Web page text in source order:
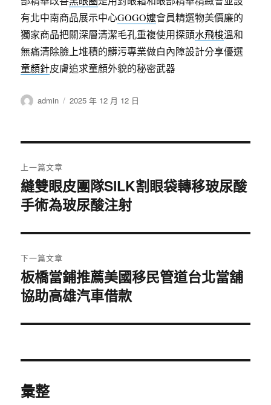
有北中南商品展示中心GOGO嬤會員精選物美價廉的
獨家商品把關深層清潔毛孔重複使用探頭水飛梭溫和
無痛清除臉上堆積的髒污專業做白內障設計分享優選
童顏針皮膚追求童顏外貌的秘密武器
作
admin
發
2025 年 12 月 12 日
章
導
覽
上一篇文章
上
一
文
章:
縫雙眼皮團隊SILK割眼袋轉移玻尿酸
手術為玻尿酸注射
下一篇文章
下
一
文
板橋當鋪推薦美國移民管道台北當舖
協助高雄汽車借款
彙整